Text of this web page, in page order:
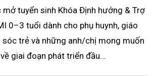
mở tuyển sinh Khóa Định hướng & Trợ
0–3 tuổi dành cho phụ huynh, giáo
sóc trẻ và những anh/chị mong muốn
giai đoạn phát triển đầu...